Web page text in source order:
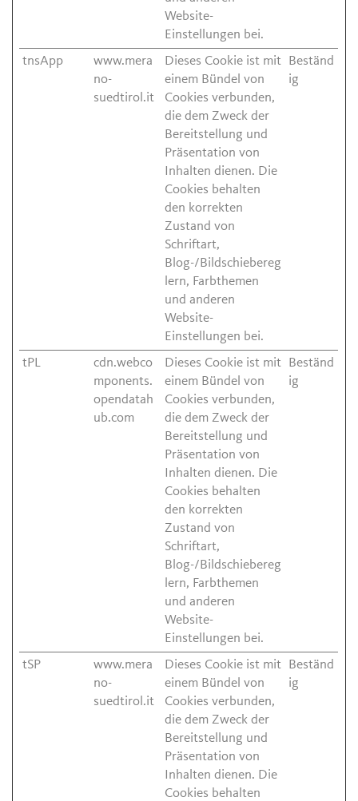
Website-
Einstellungen bei.
tnsApp
www.mera
no-
suedtirol.it
Dieses Cookie ist mit
einem Bündel von
Cookies verbunden,
die dem Zweck der
Bereitstellung und
Präsentation von
Inhalten dienen. Die
Cookies behalten
den korrekten
Zustand von
Schriftart,
Blog-/Bildschiebereg
lern, Farbthemen
und anderen
Website-
Einstellungen bei.
Beständ
ig
tPL
cdn.webco
mponents.
opendatah
ub.com
Dieses Cookie ist mit
einem Bündel von
Cookies verbunden,
die dem Zweck der
Bereitstellung und
Präsentation von
Inhalten dienen. Die
Cookies behalten
den korrekten
Zustand von
Schriftart,
Blog-/Bildschiebereg
lern, Farbthemen
und anderen
Website-
Einstellungen bei.
Beständ
ig
tSP
www.mera
no-
suedtirol.it
Dieses Cookie ist mit
einem Bündel von
Cookies verbunden,
die dem Zweck der
Bereitstellung und
Präsentation von
Inhalten dienen. Die
Cookies behalten
Beständ
ig